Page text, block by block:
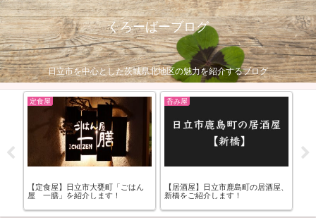
くろーばーブログ
日立市を中心とした茨城県北地区の魅力を紹介するブログ
定食屋
【定食屋】日立市大甕町「ごはん
屋 一膳」を紹介します！
呑み屋
【居酒屋】日立市鹿島町の居酒屋、
新橋をご紹介します！